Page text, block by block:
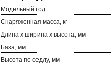
Модельный год
Снаряженная масса, кг
Длина х ширина х высота, мм
База, мм
Высота по седлу, мм